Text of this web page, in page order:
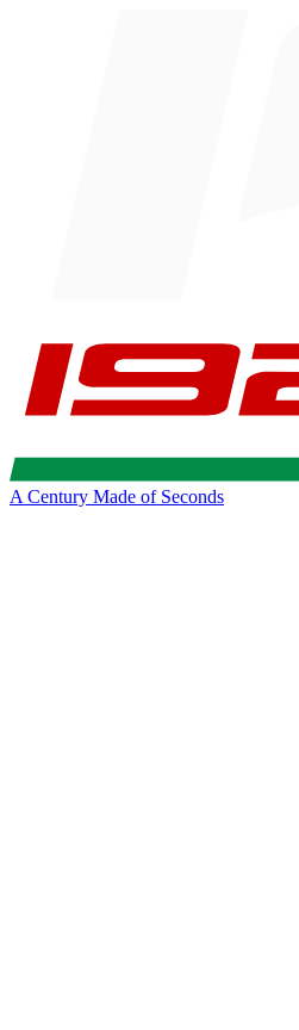
A Century Made of Seconds